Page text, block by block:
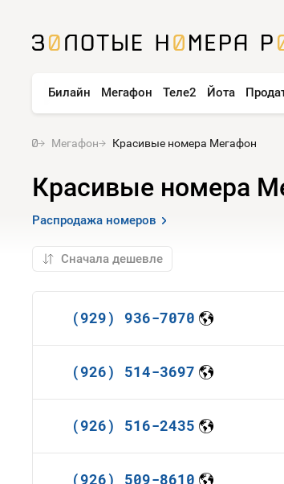
Билайн Мегафон Теле2 Йота
Мегафон Красивые номера Мегафон
Красивые номера
Распродажа номеров
(929) 936-7070
(926) 514-3697
(926) 516-2435
(926) 509-8610